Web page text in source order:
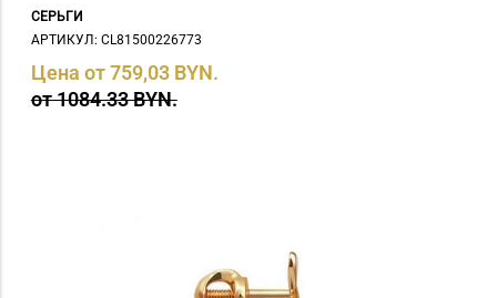
СЕРЬГИ
АРТИКУЛ: СL81500226773
Цена от 759,03 BYN.
от 1084.33 BYN.